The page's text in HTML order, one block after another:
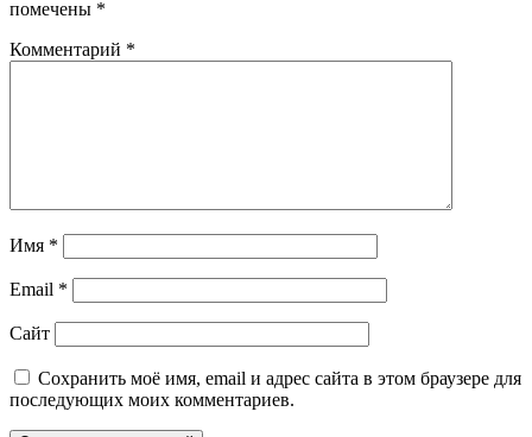
помечены *
Комментарий *
Имя *
Email *
Сайт
Сохранить моё имя, email и адрес сайта в этом браузере для
последующих моих комментариев.